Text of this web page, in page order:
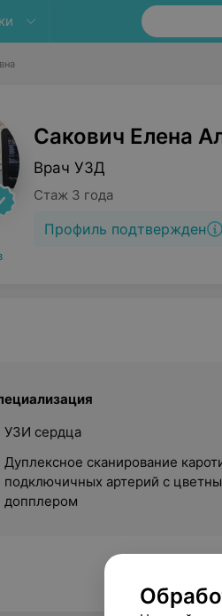
Сакович Елена
Врач УЗД
Стаж 3 года
Профиль подтвержден
УЗИ сердца
Дуплексное сканирование
подключичных артерий с
допплером